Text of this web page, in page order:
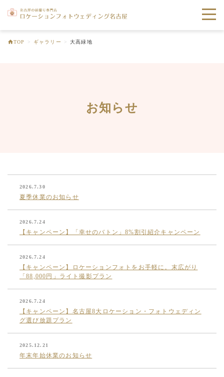
toggle
TOP > ギャラリー > 大高緑地
お知らせ
2026.7.30
夏季休業のお知らせ
2026.7.24
【キャンペーン】「幸せのバトン」8%割引紹介キャンペーン
2026.7.24
【キャンペーン】ロケーションフォトをお手軽に。末広がり
「88,000円」ライト撮影プラン
2026.7.24
【キャンペーン】名古屋8大ロケーション・フォトウェディン
グ選び放題プラン
2025.12.21
年末年始休業のお知らせ